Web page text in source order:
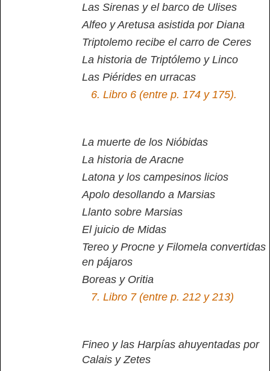
Las Sirenas y el barco de Ulises
Alfeo y Aretusa asistida por Diana
Triptolemo recibe el carro de Ceres
La historia de Triptólemo y Linco
Las Piérides en urracas
6. Libro 6 (entre p. 174 y 175).
La muerte de los Nióbidas
La historia de Aracne
Latona y los campesinos licios
Apolo desollando a Marsias
Llanto sobre Marsias
El juicio de Midas
Tereo y Procne y Filomela convertidas
en pájaros
Boreas y Oritia
7. Libro 7 (entre p. 212 y 213)
Fineo y las Harpías ahuyentadas por
Calais y Zetes